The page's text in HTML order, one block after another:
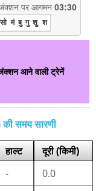
पर आगमन 03:30
सो मं बु गु शु श
आने वाली ट्रेनें
समय सारणी
हाल्ट
दूरी (किमी)
-
0.0